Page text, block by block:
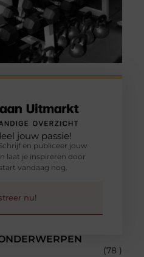
(78 )
jouw passie!
en publiceer jouw
laat je inspireren door
vandaag nog.
nu!